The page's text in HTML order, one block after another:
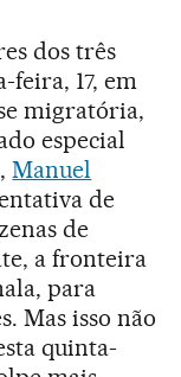
dos três
feira, 17, em
migratória,
especial
Manuel
de
de
a fronteira
para
Mas isso não
quinta-